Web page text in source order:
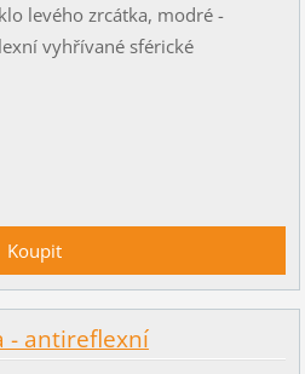
levého zrcátka, modré -
vyhřívané sférické
- antireflexní